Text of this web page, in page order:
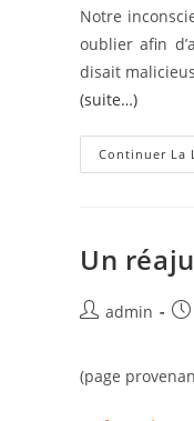
Notre
oublier afin
disait
(suite…)
Continuer La
Un
Auteur/autrice
publication :
admin
(page